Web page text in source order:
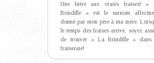
Une bière aux vraies fraises! «
Brindille » est le surnom
donné par mon père à ma mère.
le temps des fraises arrive, soyez
de trouver « La Brindille » dans
fraiseraie!